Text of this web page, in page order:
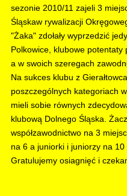
sezonie 2010/11 zajeli 3
Śląskaw rywalizacji
"Żaka" zdołały wyprzedzić
Polkowice, klubowe
a w swoich szeregach
Na sukces klubu z
poszczególnych kategoriach
mieli sobie równych
klubową Dolnego Śląska.
współzawodnictwo na 3
na 6 a juniorki i juniorzy na 10
Gratulujemy osiagnięć i